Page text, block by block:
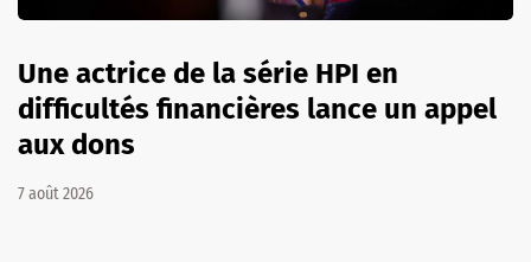
Une actrice de la série HPI en
difficultés financières lance un appel
aux dons
7 août 2026